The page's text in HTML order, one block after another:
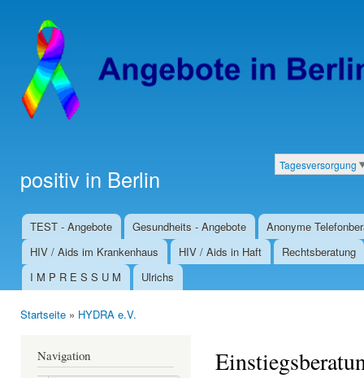
positiv in Berlin Kategorien
Tagesversorgung
Hauptmenü
TEST - Angebote Gesundheits - Angebote
Anonyme
HIV / Aids im Krankenhaus
HIV / Aids in Haft
Rechtsberatung
I M P R E S S U M
Ulrichs
Startseite » HYDRA e.V.
Navigation